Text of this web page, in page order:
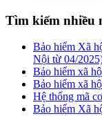
Tìm kiếm nhiều
Bảo hiểm Xã
Nội từ 04/
Bảo hiểm xã
Bảo hiểm xã
Hệ thống mã
Bảo hiểm Xã